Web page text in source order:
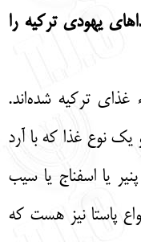
یهودی ترکیه را
ترکیه شده‌اند.
یک نوع غذا که با آرد
یا اسفناج یا سیب
پاستا نیز هست که